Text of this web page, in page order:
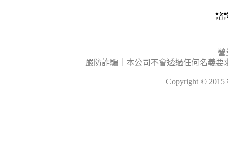
諮
營
嚴防詐騙｜本公司不會透過任何名義
Copyright ©